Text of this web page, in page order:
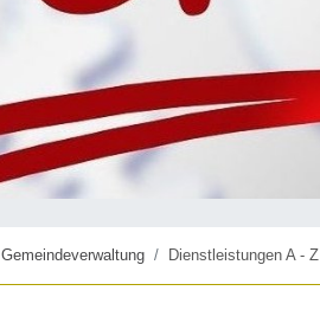
Gemeindeverwaltung Dienstleistungen A - Z